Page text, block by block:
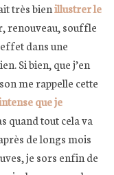
très bienillustrer le
renouveau, souffle
dans une
Si bien, que j’en
me rappelle cette
que je
quand tout cela va
de longs mois
je sors enfin de